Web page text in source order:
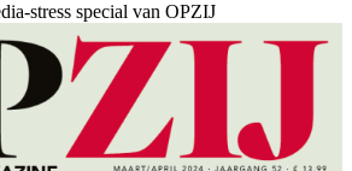
stress special van OPZIJ